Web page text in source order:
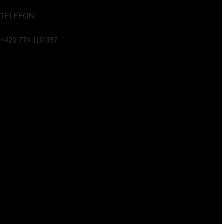
TELEFON
+420 774 110 397